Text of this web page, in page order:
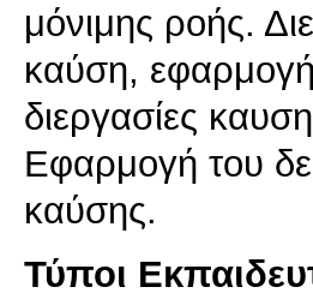
μόνιμης ροής.
καύση,
διεργασίες
Εφαρμογή του
καύσης.
Τύποι